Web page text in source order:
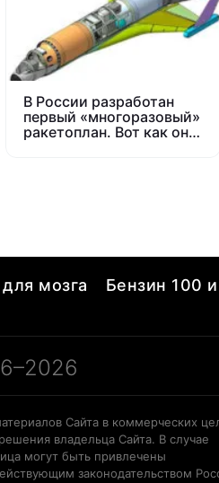
В России разработан
первый «многоразовый»
ракетоплан. Вот как он
мозга Бензин 100
Сайта в коммерческих
владельца Сайта. В случае
могут быть привлечены
законодательством